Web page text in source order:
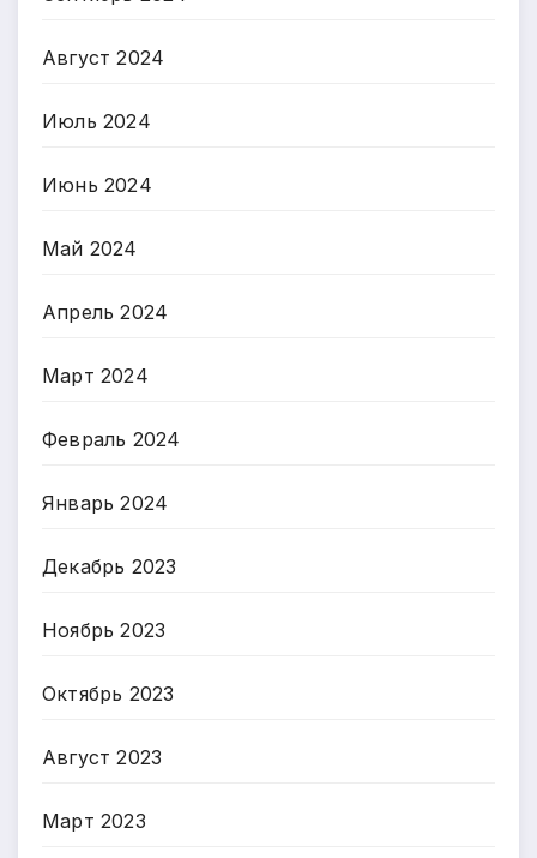
Август 2024
Июль 2024
Июнь 2024
Май 2024
Апрель 2024
Март 2024
Февраль 2024
Январь 2024
Декабрь 2023
Ноябрь 2023
Октябрь 2023
Август 2023
Март 2023